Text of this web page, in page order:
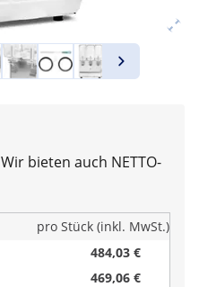
Wir bieten auch NETTO-
pro Stück (inkl. MwSt.)
484,03 €
469,06 €